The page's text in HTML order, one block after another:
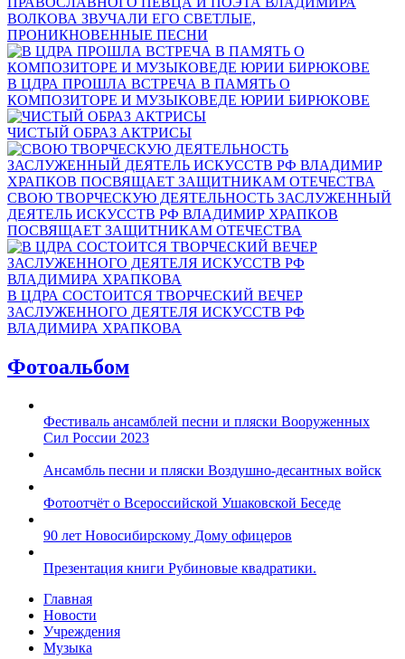
ВОЛКОВА ЗВУЧАЛИ ЕГО СВЕТЛЫЕ,
ПРОНИКНОВЕННЫЕ ПЕСНИ
В ЦДРА ПРОШЛА ВСТРЕЧА В ПАМЯТЬ О
КОМПОЗИТОРЕ И МУЗЫКОВЕДЕ ЮРИИ БИРЮКОВЕ
ЧИСТЫЙ ОБРАЗ АКТРИСЫ
СВОЮ ТВОРЧЕСКУЮ ДЕЯТЕЛЬНОСТЬ ЗАСЛУЖЕННЫЙ
ДЕЯТЕЛЬ ИСКУССТВ РФ ВЛАДИМИР ХРАПКОВ
ПОСВЯЩАЕТ ЗАЩИТНИКАМ ОТЕЧЕСТВА
В ЦДРА СОСТОИТСЯ ТВОРЧЕСКИЙ ВЕЧЕР
ЗАСЛУЖЕННОГО ДЕЯТЕЛЯ ИСКУССТВ РФ
ВЛАДИМИРА ХРАПКОВА
Фотоальбом
Фестиваль ансамблей песни и пляски Вооруженных
Сил России 2023
Ансамбль песни и пляски Воздушно-десантных войск
Фотоотчёт о Всероссийской Ушаковской Беседе
90 лет Новосибирскому Дому офицеров
Презентация книги Рубиновые квадратики.
Главная
Новости
Учреждения
Музыка